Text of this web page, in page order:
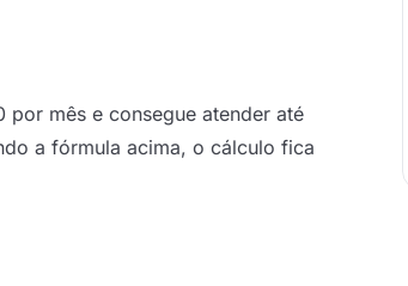
por mês e consegue atender até
a fórmula acima, o cálculo fica